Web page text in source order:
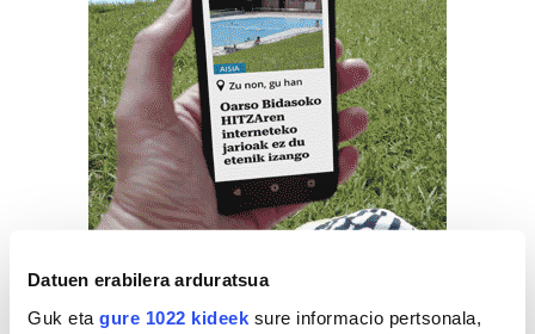
Datuen erabilera arduratsua
Guk eta gure 1022 kideek sure informacio pertsonala,